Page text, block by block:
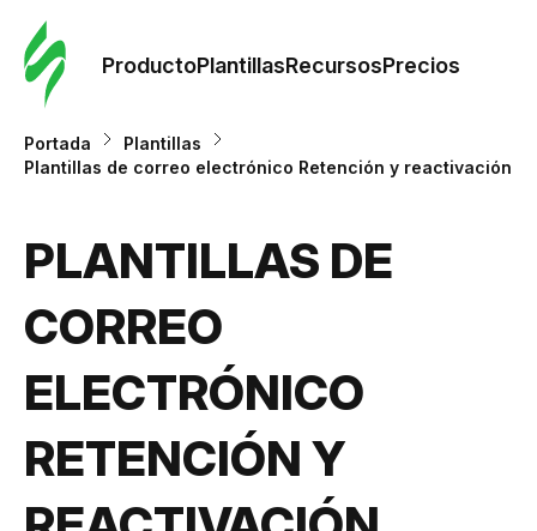
ProductoPlantillasRecursosPrecios
Portada
Plantillas
Plantillas de correo electrónico Retención y reactivación
PLANTILLAS DE
CORREO
ELECTRÓNICO
RETENCIÓN Y